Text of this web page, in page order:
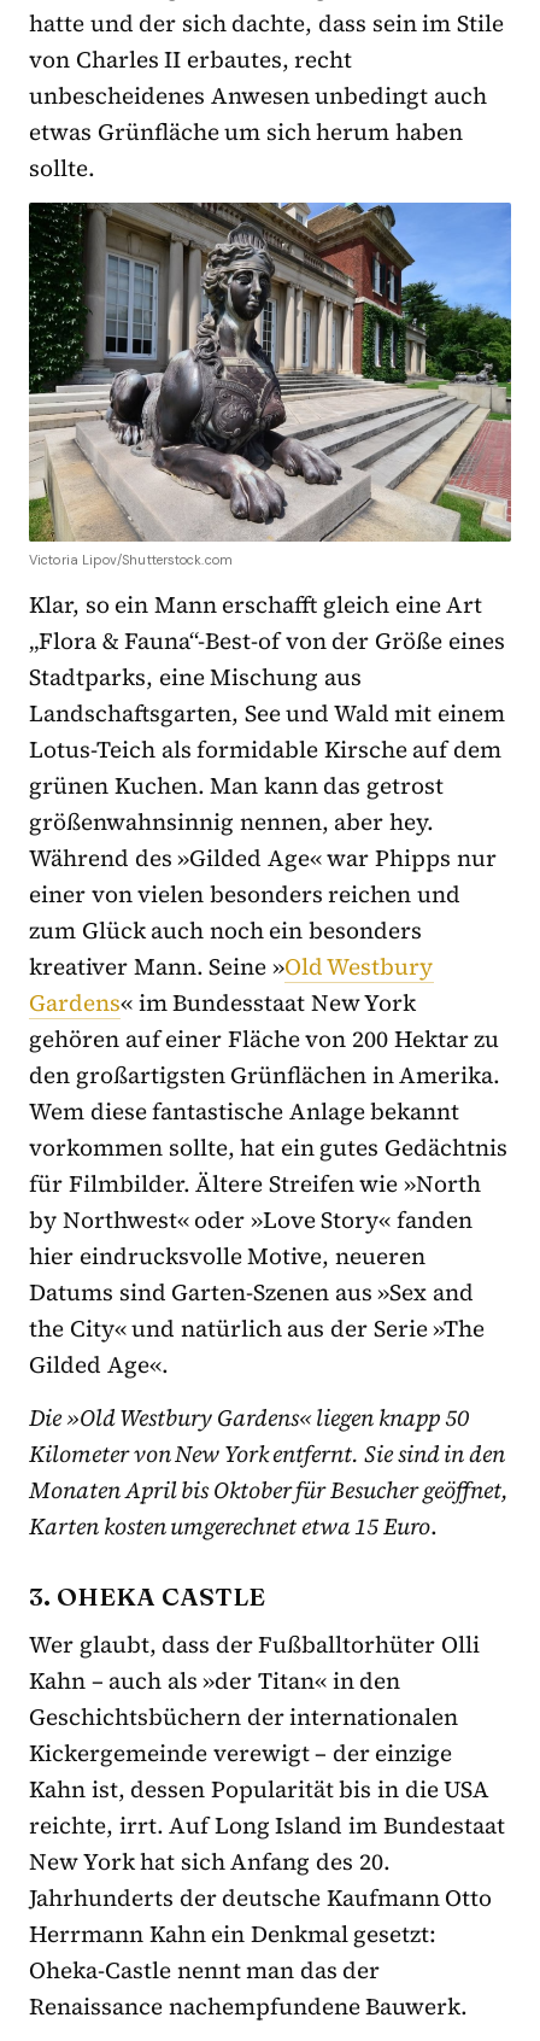
hatte und der sich dachte, dass sein im Stile
von Charles II erbautes, recht
unbescheidenes Anwesen unbedingt auch
etwas Grünfläche um sich herum haben
sollte.
Victoria Lipov/Shutterstock.com
Klar, so ein Mann erschafft gleich eine Art
„Flora & Fauna“-Best-of von der Größe eines
Stadtparks, eine Mischung aus
Landschaftsgarten, See und Wald mit einem
Lotus-Teich als formidable Kirsche auf dem
grünen Kuchen. Man kann das getrost
größenwahnsinnig nennen, aber hey.
Während des »Gilded Age« war Phipps nur
einer von vielen besonders reichen und
zum Glück auch noch ein besonders
kreativer Mann. Seine »Old Westbury
Gardens« im Bundesstaat New York
gehören auf einer Fläche von 200 Hektar zu
den großartigsten Grünflächen in Amerika.
Wem diese fantastische Anlage bekannt
vorkommen sollte, hat ein gutes Gedächtnis
für Filmbilder. Ältere Streifen wie »North
by Northwest« oder »Love Story« fanden
hier eindrucksvolle Motive, neueren
Datums sind Garten-Szenen aus »Sex and
the City« und natürlich aus der Serie »The
Gilded Age«.
Die »Old Westbury Gardens« liegen knapp 50
Kilometer von New York entfernt. Sie sind in den
Monaten April bis Oktober für Besucher geöffnet,
Karten kosten umgerechnet etwa 15 Euro.
3. OHEKA CASTLE
Wer glaubt, dass der Fußballtorhüter Olli
Kahn – auch als »der Titan« in den
Geschichtsbüchern der internationalen
Kickergemeinde verewigt – der einzige
Kahn ist, dessen Popularität bis in die USA
reichte, irrt. Auf Long Island im Bundestaat
New York hat sich Anfang des 20.
Jahrhunderts der deutsche Kaufmann Otto
Herrmann Kahn ein Denkmal gesetzt:
Oheka-Castle nennt man das der
Renaissance nachempfundene Bauwerk.